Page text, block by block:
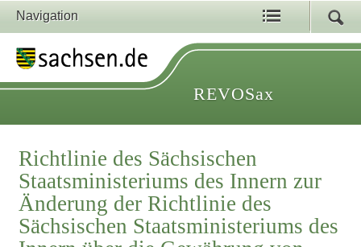
Navigation
REVOSax
Richtlinie des Sächsischen
Staatsministeriums des Innern zur
Änderung der Richtlinie des
Sächsischen Staatsministeriums des